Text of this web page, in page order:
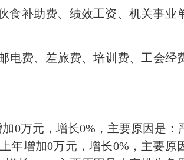
食补助费、绩效工资、机关事业
电费、差旅费、培训费、工会经
0万元，增长0%，主要原因是
年增加0万元，增长0%，主要原